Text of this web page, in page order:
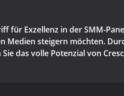
für Exzellenz in der SMM-
Medien steigern möchten.
das volle Potenzial von